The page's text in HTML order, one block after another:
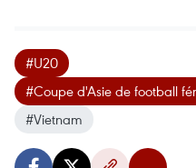
#U20
#Coupe d'Asie de football
#Vietnam